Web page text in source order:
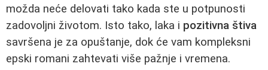
možda neće delovati tako kada ste u potpunosti
zadovoljni životom. Isto tako, laka i pozitivna štiva
savršena je za opuštanje, dok će vam kompleksni
epski romani zahtevati više pažnje i vremena.